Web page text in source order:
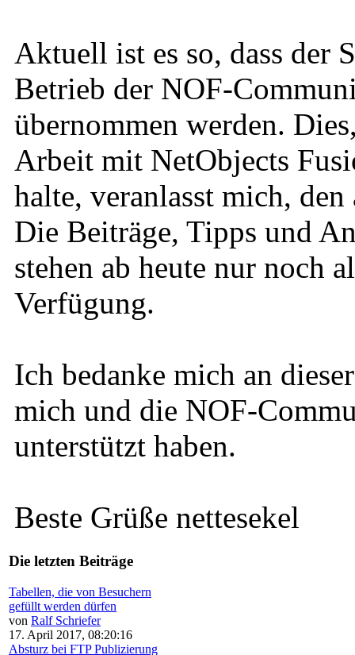
Aktuell ist es so, dass der
Betrieb der NOF-
übernommen werden.
Arbeit mit NetObjects
halte, veranlasst mich,
Die Beiträge, Tipps und
stehen ab heute nur noch
Verfügung.
Ich bedanke mich an
mich und die NOF-
unterstützt haben.
Beste Grüße nettesekel
Die letzten Beiträge
Tabellen, die von Besuchern
gefüllt werden dürfen
von Ralf Schriefer
17. April 2017, 08:20:16
Absturz bei FTP Publizierung